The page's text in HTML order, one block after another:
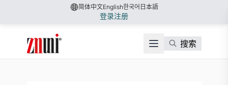
简体中文English한국어 日本語
登录注册
搜索